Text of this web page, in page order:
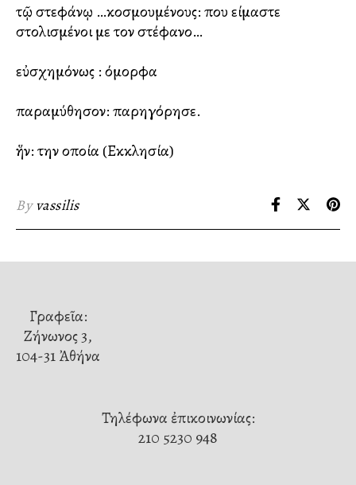
τῷ στεφάνῳ …κοσμουμένους: που είμαστε
στολισμένοι με τον στέφανο…
εὐσχημόνως : όμορφα
παραμύθησον: παρηγόρησε.
ἥν: την οποία (Εκκλησία)
Byvassilis
Γραφεῖα:
Ζήνωνος 3,
104-31 Ἀθήνα
Τηλέφωνα ἐπικοινωνίας:
210 5230 948